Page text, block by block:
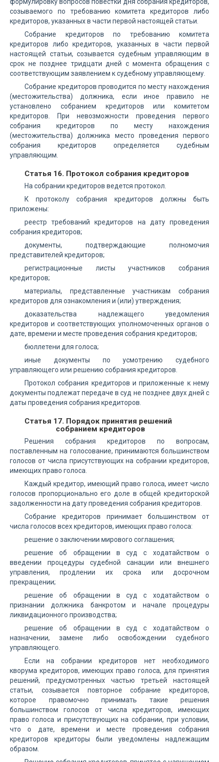
созываемого по требованию комитета кредиторов либо
кредиторов, указанных в части первой настоящей статьи.
Собрание кредиторов по требованию комитета
кредиторов либо кредиторов, указанных в части первой
настоящей статьи, созывается судебным управляющим в
срок не позднее тридцати дней с момента обращения с
соответствующим заявлением к судебному управляющему.
Собрание кредиторов проводится по месту нахождения
(местожительства) должника, если иное правило не
установлено собранием кредиторов или комитетом
кредиторов. При невозможности проведения первого
собрания кредиторов по месту нахождения
(местожительства) должника место проведения первого
собрания кредиторов определяется судебным
управляющим.
Статья 16. Протокол собрания кредиторов
На собрании кредиторов ведется протокол.
К протоколу собрания кредиторов должны быть
приложены:
реестр требований кредиторов на дату проведения
собрания кредиторов;
документы, подтверждающие полномочия
представителей кредиторов;
регистрационные листы участников собрания
кредиторов;
материалы, представленные участникам собрания
кредиторов для ознакомления и (или) утверждения;
доказательства надлежащего уведомления
кредиторов и соответствующих уполномоченных органов о
дате, времени и месте проведения собрания кредиторов;
бюллетени для голоса;
иные документы по усмотрению судебного
управляющего или решению собрания кредиторов.
Протокол собрания кредиторов и приложенные к нему
документы подлежат передаче в суд не позднее двух дней с
даты проведения собрания кредиторов.
Статья 17. Порядок принятия решений
собранием кредиторов
Решения собрания кредиторов по вопросам,
поставленным на голосование, принимаются большинством
голосов от числа присутствующих на собрании кредиторов,
имеющих право голоса.
Каждый кредитор, имеющий право голоса, имеет число
голосов пропорционально его доле в общей кредиторской
задолженности на дату проведения собрания кредиторов.
Собрание кредиторов принимает большинством от
числа голосов всех кредиторов, имеющих право голоса:
решение о заключении мирового соглашения;
решение об обращении в суд с ходатайством о
введении процедуры судебной санации или внешнего
управления, продлении их срока или досрочном
прекращении;
решение об обращении в суд с ходатайством о
признании должника банкротом и начале процедуры
ликвидационного производства;
решение об обращении в суд с ходатайством о
назначении, замене либо освобождении судебного
управляющего.
Если на собрании кредиторов нет необходимого
кворума кредиторов, имеющих право голоса, для принятия
решений, предусмотренных частью третьей настоящей
статьи, созывается повторное собрание кредиторов,
которое правомочно принимать такие решения
большинством голосов от числа кредиторов, имеющих
право голоса и присутствующих на собрании, при условии,
что о дате, времени и месте проведения собрания
кредиторов кредиторы были уведомлены надлежащим
образом.